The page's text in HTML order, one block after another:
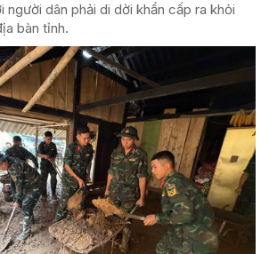
dân phải di dời khẩn cấp ra khỏi
bàn tỉnh.